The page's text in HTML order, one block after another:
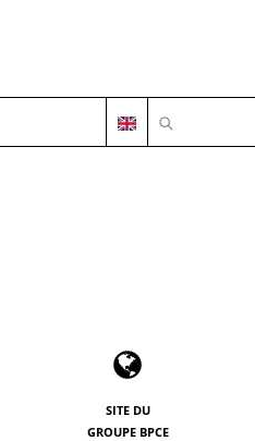
OUVRIR LA
SITE DU
GROUPE BPCE